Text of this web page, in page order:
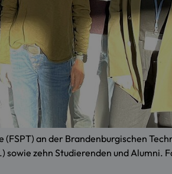
an der Brandenburgischen
zehn Studierenden und Alumni.